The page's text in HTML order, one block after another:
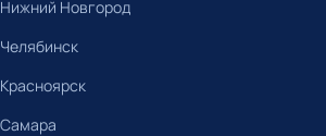
Нижний Новгород
Челябинск
Красноярск
Самара